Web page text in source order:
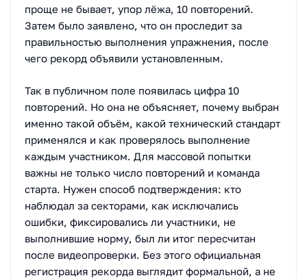
проще не бывает, упор лёжа, 10 повторений.
Затем было заявлено, что он проследит за
правильностью выполнения упражнения, после
чего рекорд объявили установленным.
Так в публичном поле появилась цифра 10
повторений. Но она не объясняет, почему выбран
именно такой объём, какой технический стандарт
применялся и как проверялось выполнение
каждым участником. Для массовой попытки
важны не только число повторений и команда
старта. Нужен способ подтверждения: кто
наблюдал за секторами, как исключались
ошибки, фиксировались ли участники, не
выполнившие норму, был ли итог пересчитан
после видеопроверки. Без этого официальная
регистрация рекорда выглядит формальной, а не